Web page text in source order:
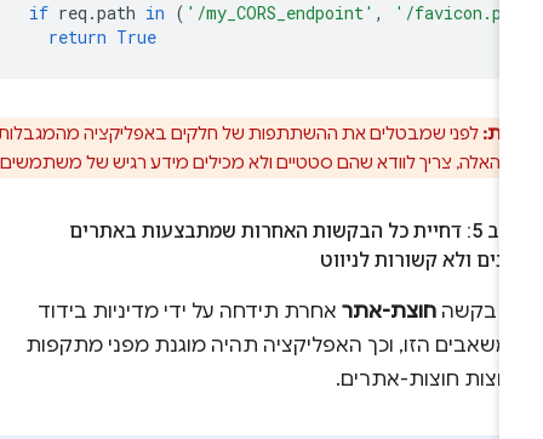
if req.path in ('/my_CORS_endpoint' , '/
return True
לפני שמבטלים את ההשתתפות של חלקים באפליקציה מהמגבלות
צריך לוודא שהם סטטיים ולא מכילים מידע רגיש של משתמשים.
שלב 5: דחיית כל הבקשות האחרות שמתבצעות באתרים
ולא קשורות לניווט
בקשהחוצת-אתראחרת תידחה על ידי מדיניות בידוד
הזו, וכך האפליקציה תהיה מוגנת מפני מתקפות
חוצות-אתרים.